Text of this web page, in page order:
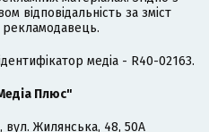
відповідальність за зміст
медіа - R40-02163.
Плюс"
вул. Жилянська, 48, 50А